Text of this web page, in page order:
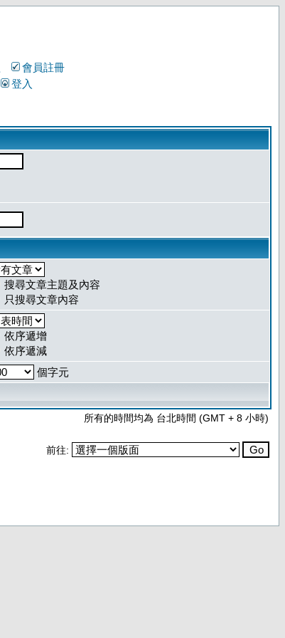
會員註冊
登入
搜尋文章主題及內容
只搜尋文章內容
依序遞增
依序遞減
個字元
所有的時間均為 台北時間 (GMT + 8 小時)
前往: